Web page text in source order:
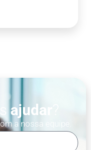
ajudar
a nossa equipe.